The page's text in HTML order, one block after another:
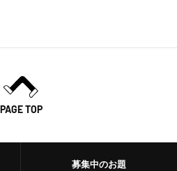
PAGE TOP
募集中のお題